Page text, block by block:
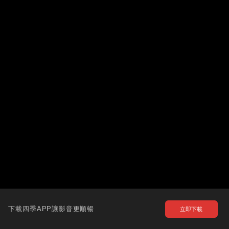
下載四季APP讓影音更順暢 立即下載